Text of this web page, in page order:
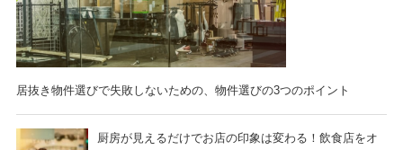
居抜き物件選びで失敗しないための、物件選びの3つのポイント
厨房が見えるだけでお店の印象は変わる！飲食店をオ